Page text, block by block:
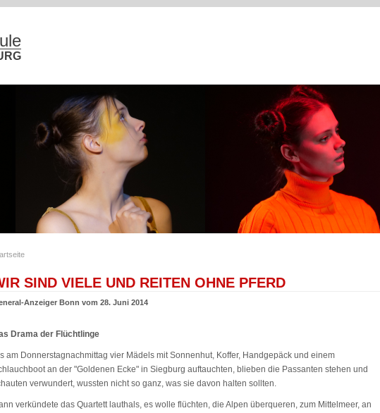
SIND VIELE UND REITEN OHNE PFERD
Anzeiger Bonn vom 28. Juni 2014
Drama der Flüchtlinge
am Donnerstagnachmittag vier Mädels mit Sonnenhut, Koffer, Handgepäck und einem
an der "Goldenen Ecke" in Siegburg auftauchten, blieben die Passanten stehen und
verwundert, wussten nicht so ganz, was sie davon halten sollten.
verkündete das Quartett lauthals, es wolle flüchten, die Alpen überqueren, zum Mittelmeer, an